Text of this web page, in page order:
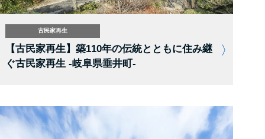
古民家再生
【古民家再生】築110年の伝統とともに住み継
ぐ古民家再生 -岐阜県垂井町-